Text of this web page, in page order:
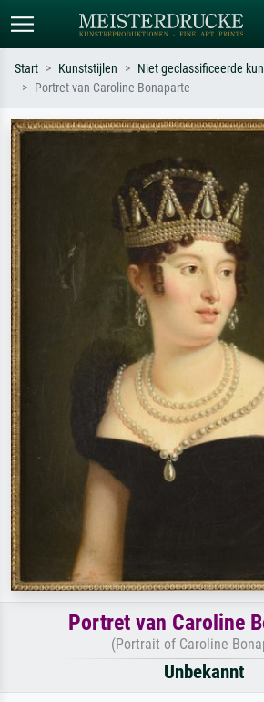
Zoek op kunstenaar, titel of stijl – bijv.
weide,
Start Kunststijlen Niet geclassificeerde
Portret van Caroline Bonaparte
Portret van Caroline
(Portrait of Caroline
Unbekannt